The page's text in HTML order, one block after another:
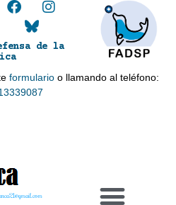
de la
formularioo llamando al teléfono: